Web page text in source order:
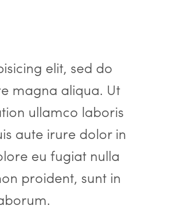
elit, sed do
magna aliqua. Ut
ullamco laboris
aute irure dolor in
eu fugiat nulla
proident, sunt in